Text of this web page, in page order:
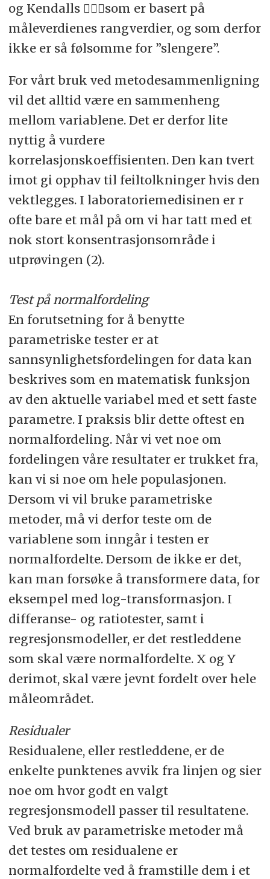
og Kendalls som er basert på
måleverdienes rangverdier, og som derfor
ikke er så følsomme for ”slengere”.
For vårt bruk ved metodesammenligning
vil det alltid være en sammenheng
mellom variablene. Det er derfor lite
nyttig å vurdere
korrelasjonskoeffisienten. Den kan tvert
imot gi opphav til feiltolkninger hvis den
vektlegges. I laboratoriemedisinen er r
ofte bare et mål på om vi har tatt med et
nok stort konsentrasjonsområde i
utprøvingen (2).
Test på normalfordeling
En forutsetning for å benytte
parametriske tester er at
sannsynlighetsfordelingen for data kan
beskrives som en matematisk funksjon
av den aktuelle variabel med et sett faste
parametre. I praksis blir dette oftest en
normalfordeling. Når vi vet noe om
fordelingen våre resultater er trukket fra,
kan vi si noe om hele populasjonen.
Dersom vi vil bruke parametriske
metoder, må vi derfor teste om de
variablene som inngår i testen er
normalfordelte. Dersom de ikke er det,
kan man forsøke å transformere data, for
eksempel med log-transformasjon. I
differanse- og ratiotester, samt i
regresjonsmodeller, er det restleddene
som skal være normalfordelte. X og Y
derimot, skal være jevnt fordelt over hele
måleområdet.
Residualer
Residualene, eller restleddene, er de
enkelte punktenes avvik fra linjen og sier
noe om hvor godt en valgt
regresjonsmodell passer til resultatene.
Ved bruk av parametriske metoder må
det testes om residualene er
normalfordelte ved å framstille dem i et